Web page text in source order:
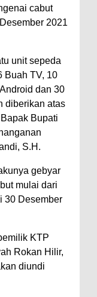
cabut
2021
unit sepeda
Buah TV, 10
dan 30
diberikan atas
Bupati
S.H.
gebyar
mulai dari
30 Desember
KTP
Rokan Hilir,
diundi